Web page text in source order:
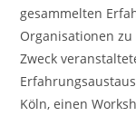
gesammelten
Organisationen
Zweck
Köln, einen